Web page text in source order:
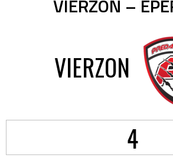
VIERZON –
VIERZON
4